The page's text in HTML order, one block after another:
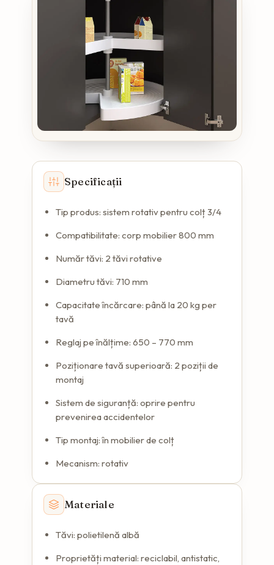
Specificații
Tip produs: sistem rotativ pentru colț 3/4
Compatibilitate: corp mobilier 800 mm
Număr tăvi: 2 tăvi rotative
Diametru tăvi: 710 mm
Capacitate încărcare: până la 20 kg per
tavă
Reglaj pe înălțime: 650 – 770 mm
Poziționare tavă superioară: 2 poziții de
montaj
Sistem de siguranță: oprire pentru
prevenirea accidentelor
Tip montaj: în mobilier de colț
Mecanism: rotativ
Materiale
Tăvi: polietilenă albă
Proprietăți material: reciclabil, antistatic,